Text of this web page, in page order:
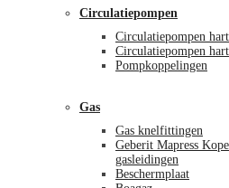
Circulatiepompen
Circulatiepompen
Circulatiepompen
Pompkoppelingen
Gas
Gas knelfittingen
Geberit Mapress
gasleidingen
Beschermplaat